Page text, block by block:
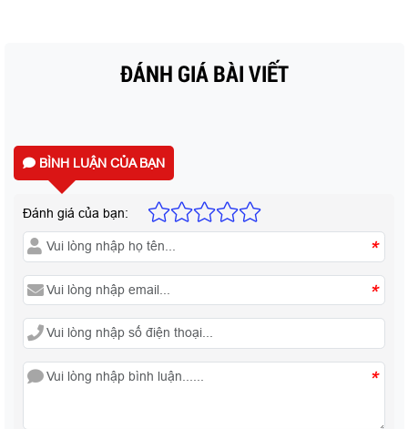
ĐÁNH GIÁ BÀI VIẾT
BÌNH LUẬN CỦA BẠN
Đánh giá của bạn:
*
*
*